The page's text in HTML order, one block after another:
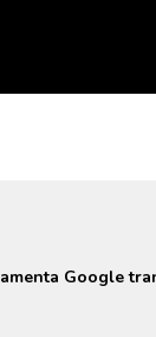
Google